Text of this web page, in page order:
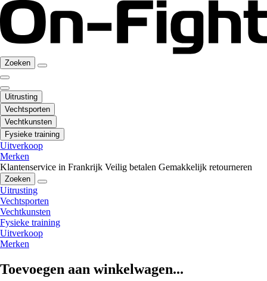
Zoeken
Uitrusting
Vechtsporten
Vechtkunsten
Fysieke training
Uitverkoop
Merken
Klantenservice in Frankrijk Veilig betalen Gemakkelijk retourneren
Zoeken
Uitrusting
Vechtsporten
Vechtkunsten
Fysieke training
Uitverkoop
Merken
Toevoegen aan winkelwagen...